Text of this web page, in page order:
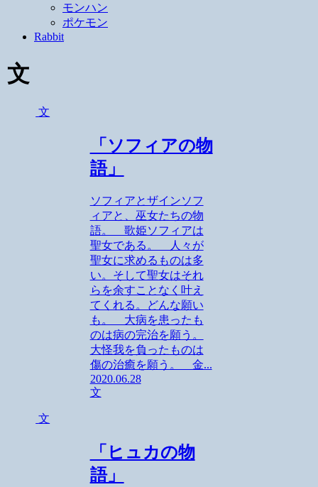
モンハン
ポケモン
Rabbit
文
文
「ソフィアの物
語」
ソフィアとザインソフ
ィアと、巫女たちの物
語。 歌姫ソフィアは
聖女である。 人々が
聖女に求めるものは多
い。そして聖女はそれ
らを余すことなく叶え
てくれる。どんな願い
も。 大病を患ったも
のは病の完治を願う。
大怪我を負ったものは
傷の治癒を願う。 金...
2020.06.28
文
文
「ヒュカの物
語」